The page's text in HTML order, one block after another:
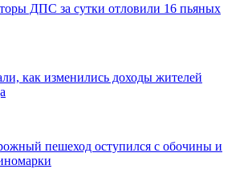
ДПС за сутки отловили 16 пьяных
как изменились доходы жителей
пешеход оступился с обочины и